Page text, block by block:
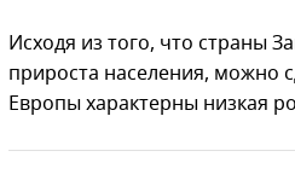
Исходя из того, что страны
прироста населения, можно
Европы характерны низкая